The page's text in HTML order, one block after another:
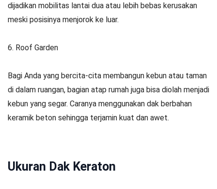
dijadikan mobilitas lantai dua atau lebih bebas kerusakan
meski posisinya menjorok ke luar.
6. Roof Garden
Bagi Anda yang bercita-cita membangun kebun atau taman
di dalam ruangan, bagian atap rumah juga bisa diolah menjadi
kebun yang segar. Caranya menggunakan dak berbahan
keramik beton sehingga terjamin kuat dan awet.
Ukuran Dak Keraton